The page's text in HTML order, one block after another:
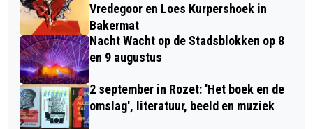
Vredegoor en Loes Kurpershoek in
Bakermat
Nacht Wacht op de Stadsblokken op 8
en 9 augustus
2 september in Rozet: 'Het boek en de
omslag', literatuur, beeld en muziek